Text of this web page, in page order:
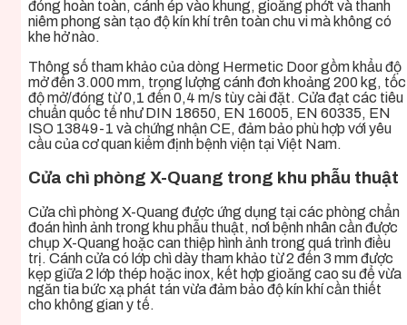
đóng hoàn toàn, cánh ép vào khung, gioăng phớt và thanh
niêm phong sàn tạo độ kín khí trên toàn chu vi mà không có
khe hở nào.
Thông số tham khảo của dòng Hermetic Door gồm khẩu độ
mở đến 3.000 mm, trọng lượng cánh đơn khoảng 200 kg, tốc
độ mở/đóng từ 0,1 đến 0,4 m/s tùy cài đặt. Cửa đạt các tiêu
chuẩn quốc tế như DIN 18650, EN 16005, EN 60335, EN
ISO 13849-1 và chứng nhận CE, đảm bảo phù hợp với yêu
cầu của cơ quan kiểm định bệnh viện tại Việt Nam.
Cửa chì phòng X-Quang trong khu phẫu thuật
Cửa chì phòng X-Quang được ứng dụng tại các phòng chẩn
đoán hình ảnh trong khu phẫu thuật, nơi bệnh nhân cần được
chụp X-Quang hoặc can thiệp hình ảnh trong quá trình điều
trị. Cánh cửa có lớp chì dày tham khảo từ 2 đến 3 mm được
kẹp giữa 2 lớp thép hoặc inox, kết hợp gioăng cao su để vừa
ngăn tia bức xạ phát tán vừa đảm bảo độ kín khí cần thiết
cho không gian y tế.